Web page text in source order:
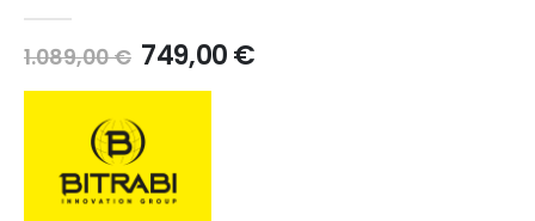
1.089,00 € 749,00 €